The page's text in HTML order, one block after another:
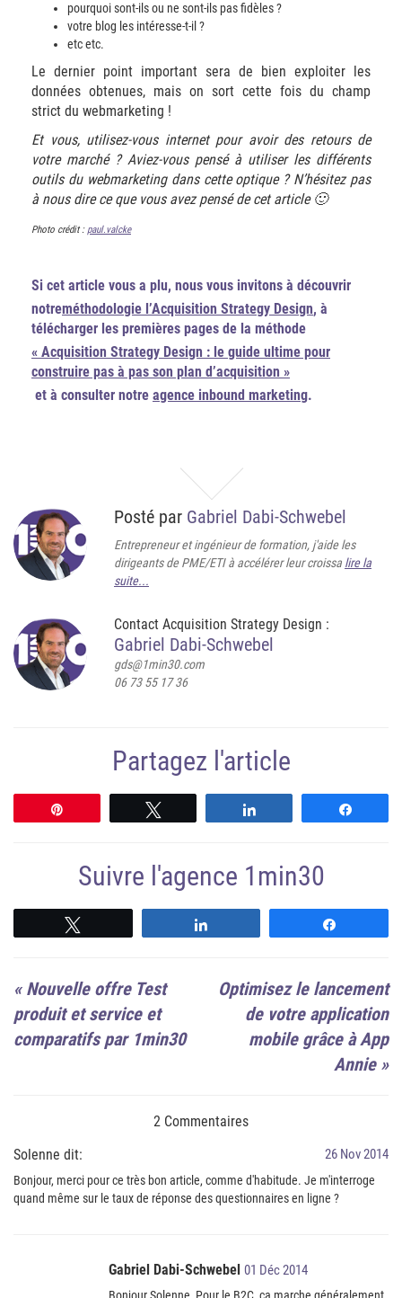
pourquoi sont-ils ou ne sont-ils pas fidèles ?
votre blog les intéresse-t-il ?
etc etc.
Le dernier point important sera de bien exploiter les
données obtenues, mais on sort cette fois du champ
strict du webmarketing !
Et vous, utilisez-vous internet pour avoir des retours de
votre marché ? Aviez-vous pensé à utiliser les différents
outils du webmarketing dans cette optique ? N’hésitez pas
à nous dire ce que vous avez pensé de cet article 🙂
Photo crédit :paul.valcke
Si cet article vous a plu, nous vous invitons à découvrir
notreméthodologie l’Acquisition Strategy Design, à
télécharger les premières pages de la méthode
« Acquisition Strategy Design : le guide ultime pour
construire pas à pas son plan d’acquisition »
et à consulter notre agence inbound marketing.
Posté par Gabriel Dabi-Schwebel
Entrepreneur et ingénieur de formation, j'aide les
dirigeants de PME/ETI à accélérer leur croissa lire la
suite...
Contact Acquisition Strategy Design :
Gabriel Dabi-Schwebel
gds@1min30.com
06 73 55 17 36
Partagez l'article
Suivre l'agence 1min30
« Nouvelle offre Test
produit et service et
comparatifs par 1min30
Optimisez le lancement
de votre application
mobile grâce à App
Annie»
2 Commentaires
Solenne dit:
26 Nov 2014
Bonjour, merci pour ce très bon article, comme d'habitude. Je m'interroge
quand même sur le taux de réponse des questionnaires en ligne ?
Gabriel Dabi-Schwebel 01 Déc 2014